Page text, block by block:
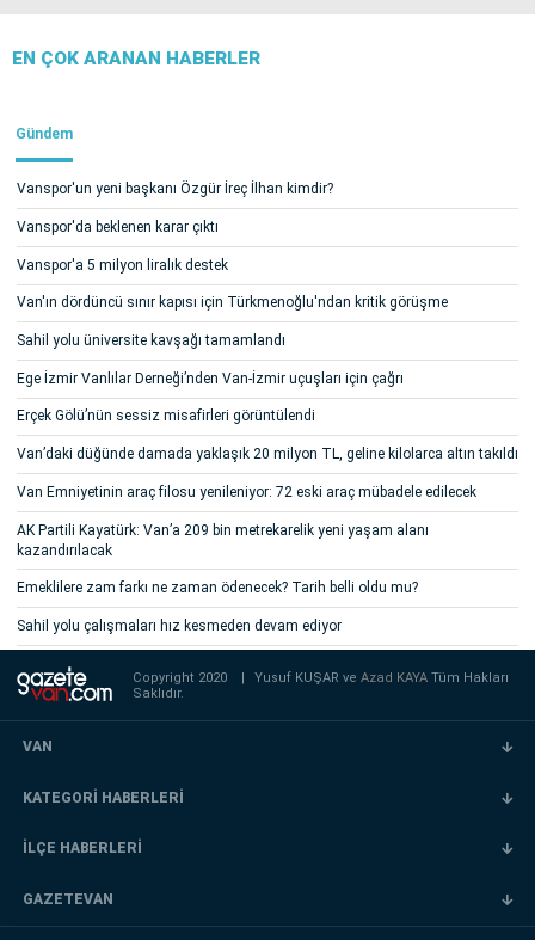
EN ÇOK ARANAN HABERLER
Gündem
Vanspor'un yeni başkanı Özgür İreç İlhan kimdir?
Vanspor'da beklenen karar çıktı
Vanspor'a 5 milyon liralık destek
Van'ın dördüncü sınır kapısı için Türkmenoğlu'ndan kritik görüşme
Sahil yolu üniversite kavşağı tamamlandı
Ege İzmir Vanlılar Derneği’nden Van-İzmir uçuşları için çağrı
Erçek Gölü’nün sessiz misafirleri görüntülendi
Van’daki düğünde damada yaklaşık 20 milyon TL, geline kilolarca altın takıldı
Van Emniyetinin araç filosu yenileniyor: 72 eski araç mübadele edilecek
AK Partili Kayatürk: Van’a 209 bin metrekarelik yeni yaşam alanı
kazandırılacak
Emeklilere zam farkı ne zaman ödenecek? Tarih belli oldu mu?
Sahil yolu çalışmaları hız kesmeden devam ediyor
Copyright 2020 | Yusuf KUŞAR veAzad KAYATüm Hakları
Saklıdır.
VAN
KATEGORİ HABERLERİ
İLÇE HABERLERİ
GAZETEVAN